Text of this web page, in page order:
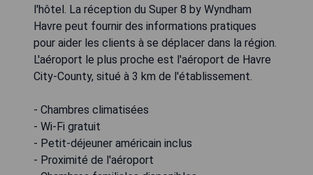
l'hôtel. La réception du Super 8 by Wyndham
Havre peut fournir des informations pratiques
pour aider les clients à se déplacer dans la région.
L'aéroport le plus proche est l'aéroport de Havre
City-County, situé à 3 km de l'établissement.
- Chambres climatisées
- Wi-Fi gratuit
- Petit-déjeuner américain inclus
- Proximité de l'aéroport